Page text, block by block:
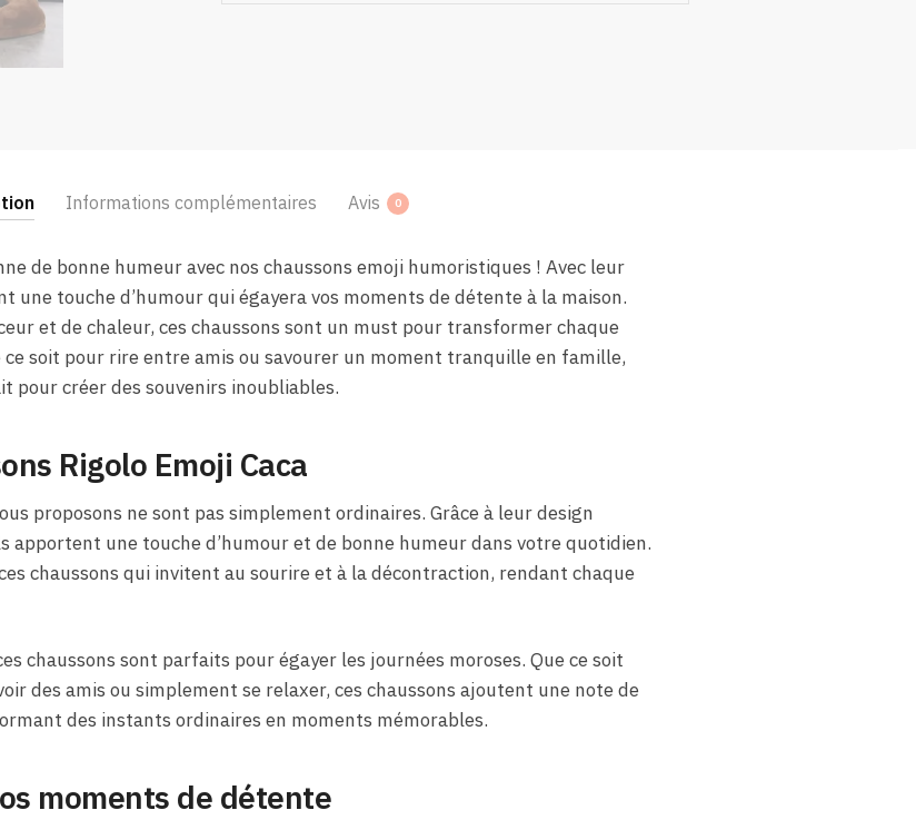
Informations complémentaires Avis 0
de bonne humeur avec nos chaussons emoji humoristiques ! Avec leur
une touche d’humour qui égayera vos moments de détente à la maison.
et de chaleur, ces chaussons sont un must pour transformer chaque
soit pour rire entre amis ou savourer un moment tranquille en famille,
pour créer des souvenirs inoubliables.
Rigolo Emoji Caca
proposons ne sont pas simplement ordinaires. Grâce à leur design
apportent une touche d’humour et de bonne humeur dans votre quotidien.
chaussons qui invitent au sourire et à la décontraction, rendant chaque
chaussons sont parfaits pour égayer les journées moroses. Que ce soit
des amis ou simplement se relaxer, ces chaussons ajoutent une note de
des instants ordinaires en moments mémorables.
moments de détente